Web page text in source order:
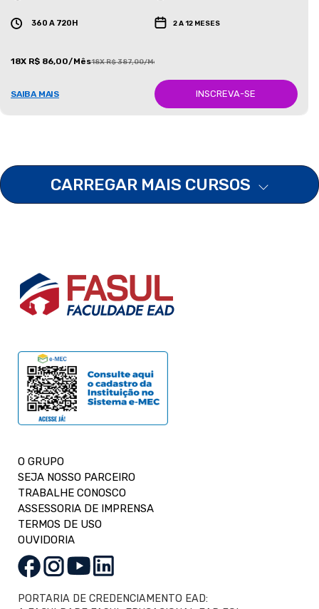
360 A 720H 2 A 12 MESES
18X R$ 86,00/Mês18X R$ 387,00/Mês
SAIBA MAIS INSCREVA-SE
CARREGAR MAIS CURSOS
O GRUPO
SEJA NOSSO PARCEIRO
TRABALHE CONOSCO
ASSESSORIA DE IMPRENSA
TERMOS DE USO
OUVIDORIA
PORTARIA DE CREDENCIAMENTO EAD: